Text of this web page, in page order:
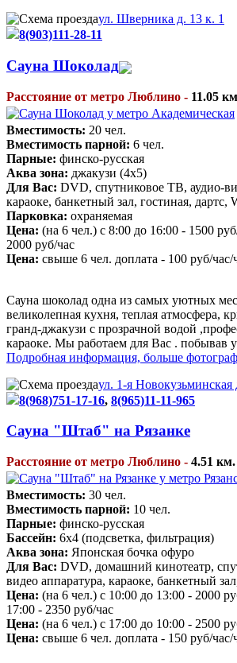
ул. Шверника д. 13 к. 1
8(903)111-28-11
Сауна Шоколад
Расстояние от метро Люблино - 11.05
Вместимость: 20 чел.
Вместимость парной: 6 чел.
Парные: финско-русская
Аква зона: джакузи (4х5)
Для Вас: DVD, спутниковое ТВ, аудио-
караоке, банкетный зал, гостиная, дартс,
Парковка: охраняемая
Цена: (на 6 чел.) с 8:00 до 16:00 - 1500
2000 руб/час
Цена: свыше 6 чел. доплата - 100 руб/час/
Сауна шоколад одна из самых уютных
великолепная кухня, теплая атмосфера,
гранд-джакузи с прозрачной водой
караоке. Мы работаем для Вас . побывав
Подробная информация, больше
ул. 1-я Новокузьминская
8(968)751-17-16, 8(965)11-11-965
Сауна "Штаб" на Рязанке
Расстояние от метро Люблино - 4.51 км.
Вместимость: 30 чел.
Вместимость парной: 10 чел.
Парные: финско-русская
Бассейн: 6х4 (подсветка, фильтрация)
Аква зона: Японская бочка офуро
Для Вас: DVD, домашний кинотеатр,
видео аппаратура, караоке, банкетный
Цена: (на 6 чел.) с 10:00 до 13:00 - 2000
17:00 - 2350 руб/час
Цена: (на 6 чел.) с 17:00 до 10:00 - 2500
Цена: свыше 6 чел. доплата - 150 руб/час/